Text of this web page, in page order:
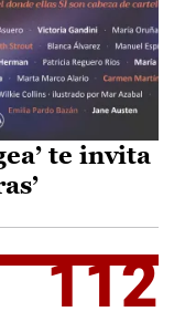
te invita
112